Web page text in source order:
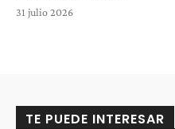
31 julio 2026
TE PUEDE INTERESAR